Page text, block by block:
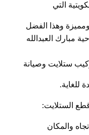
التي
وهذا الفضل
مبارك العبدالله
ستلايت وصيانة
للغاية.
الستلايت:
والمكان